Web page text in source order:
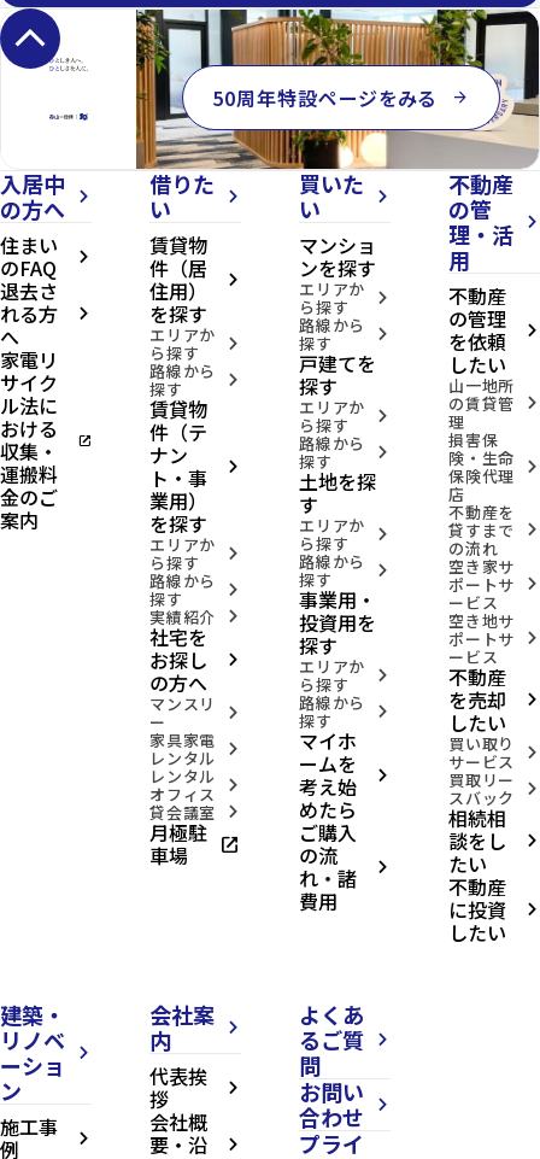
keyboard_arrow_up
50周年特設ページをみる arrow_forward
入居中
の方へ
arrow_forward_ios
住まい
のFAQ arrow_forward_ios
退去さ
れる方
へ
arrow_forward_ios
家電リ
サイク
ル法に
おける
収集・
運搬料
金のご
案内
open_in_new
借りた
い
arrow_forward_ios
賃貸物
件（居
住用）
を探す
arrow_forward_ios
エリアか
ら探す arrow_forward_ios
路線から
探す arrow_forward_ios
賃貸物
件（テ
ナン
ト・事
業用）
を探す
arrow_forward_ios
エリアか
ら探す arrow_forward_ios
路線から
探す arrow_forward_ios
実績紹介 arrow_forward_ios
社宅を
お探し
の方へ
arrow_forward_ios
マンスリ
ー arrow_forward_ios
家具家電
レンタル arrow_forward_ios
レンタル
オフィス arrow_forward_ios
貸会議室 arrow_forward_ios
月極駐
車場 open_in_new
買いた
い
arrow_forward_ios
マンショ
ンを探す
エリアか
ら探す arrow_forward_ios
路線から
探す arrow_forward_ios
戸建てを
探す
エリアか
ら探す arrow_forward_ios
路線から
探す arrow_forward_ios
土地を探
す
エリアか
ら探す arrow_forward_ios
路線から
探す arrow_forward_ios
事業用・
投資用を
探す
エリアか
ら探す arrow_forward_ios
路線から
探す arrow_forward_ios
マイホ
ームを
考え始
めたら
arrow_forward_ios
ご購入
の流
れ・諸
費用
arrow_forward_ios
不動産
の管
理・活
用
arrow_forward_ios
不動産
の管理
を依頼
したい
arrow_forward_ios
山一地所
の賃貸管
理
arrow_forward_ios
損害保
険・生命
保険代理
店
arrow_forward_ios
不動産を
貸すまで
の流れ
arrow_forward_ios
空き家サ
ポートサ
ービス
arrow_forward_ios
空き地サ
ポートサ
ービス
arrow_forward_ios
不動産
を売却
したい
arrow_forward_ios
買い取り
サービス arrow_forward_ios
買取リー
スバック arrow_forward_ios
相続相
談をし
たい
arrow_forward_ios
不動産
に投資
したい
arrow_forward_ios
建築・
リノベ
ーショ
ン
arrow_forward_ios
施工事
例 arrow_forward_ios
会社案
内
arrow_forward_ios
代表挨
拶 arrow_forward_ios
会社概
要・沿 arrow_forward_ios
よくあ
るご質
問
arrow_forward_ios
お問い
合わせ
arrow_forward_ios
プライ